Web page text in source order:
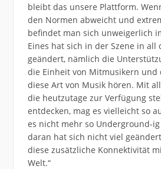
bleibt das unsere Plattform.
den Normen abweicht und
befindet man sich unweigerlich
Eines hat sich in der Szene in all
geändert, nämlich die
die Einheit von Mitmusikern und
diese Art von Musik hören. Mit
die heutzutage zur Verfügung
entdecken, mag es vielleicht so
es nicht mehr so Underground-
daran hat sich nicht viel
diese zusätzliche Konnektivität
Welt.“